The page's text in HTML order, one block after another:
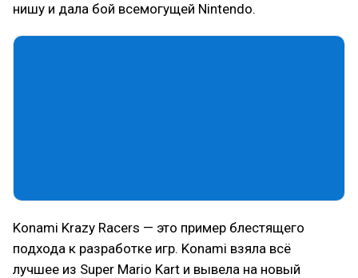
нишу и дала бой всемогущей Nintendo.
Konami Krazy Racers — это пример блестящего
подхода к разработке игр. Konami взяла всё
лучшее из Super Mario Kart и вывела на новый